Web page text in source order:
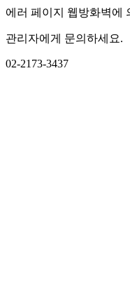
에러 페이지 웹방화벽에
관리자에게 문의하세요.
02-2173-3437